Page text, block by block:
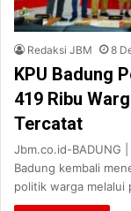
Redaksi JBM 8
KPU Badung
419 Ribu
Tercatat
Jbm.co.id-BADUNG
Badung kembali
politik warga melalui